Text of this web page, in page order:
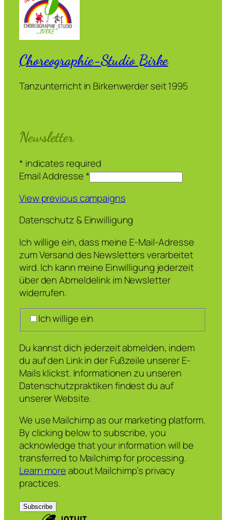
Choreographie-Studio Birke
Tanzunterricht in Birkenwerder seit 1995
Newsletter
* indicates required
Email Addresse*
View previous campaigns
Datenschutz & Einwilligung
Ich willige ein, dass meine E-Mail-Adresse
zum Versand des Newsletters verarbeitet
wird. Ich kann meine Einwilligung jederzeit
über den Abmeldelink im Newsletter
widerrufen.
Ich willige ein
Du kannst dich jederzeit abmelden, indem
du auf den Link in der Fußzeile unserer E-
Mails klickst. Informationen zu unseren
Datenschutzpraktiken findest du auf
unserer Website.
We use Mailchimp as our marketing platform.
By clicking below to subscribe, you
acknowledge that your information will be
transferred to Mailchimp for processing.
Learn moreabout Mailchimp’s privacy
practices.